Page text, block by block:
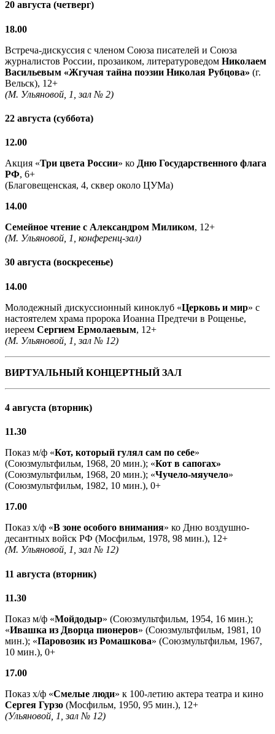
20 августа (четверг)
18.00
Встреча-дискуссия с членом Союза писателей и Союза
журналистов России, прозаиком, литературоведом Николаем
Васильевым «Жгучая тайна поэзии Николая Рубцова» (г.
Вельск), 12+
(М. Ульяновой, 1, зал № 2)
22 августа (суббота)
12.00
Акция «Три цвета России» ко Дню Государственного флага
РФ, 6+
(Благовещенская, 4, сквер около ЦУМа)
14.00
Семейное чтение с Александром Миликом, 12+
(М. Ульяновой, 1, конференц-зал)
30 августа (воскресенье)
14.00
Молодежный дискуссионный киноклуб «Церковь и мир» с
настоятелем храма пророка Иоанна Предтечи в Рощенье,
иереем Сергием Ермолаевым, 12+
(М. Ульяновой, 1, зал № 12)
ВИРТУАЛЬНЫЙ КОНЦЕРТНЫЙ ЗАЛ
4 августа (вторник)
11.30
Показ м/ф «Кот, который гулял сам по себе»
(Союзмультфильм, 1968, 20 мин.); «Кот в сапогах»
(Союзмультфильм, 1968, 20 мин.); «Чучело-мяучело»
(Союзмультфильм, 1982, 10 мин.), 0+
17.00
Показ х/ф «В зоне особого внимания» ко Дню воздушно-
десантных войск РФ (Мосфильм, 1978, 98 мин.), 12+
(М. Ульяновой, 1, зал № 12)
11 августа (вторник)
11.30
Показ м/ф «Мойдодыр» (Союзмультфильм, 1954, 16 мин.);
«Ивашка из Дворца пионеров» (Союзмультфильм, 1981, 10
мин.); «Паровозик из Ромашкова» (Союзмультфильм, 1967,
10 мин.), 0+
17.00
Показ х/ф «Смелые люди» к 100-летию актера театра и кино
Сергея Гурзо (Мосфильм, 1950, 95 мин.), 12+
(Ульяновой, 1, зал № 12)